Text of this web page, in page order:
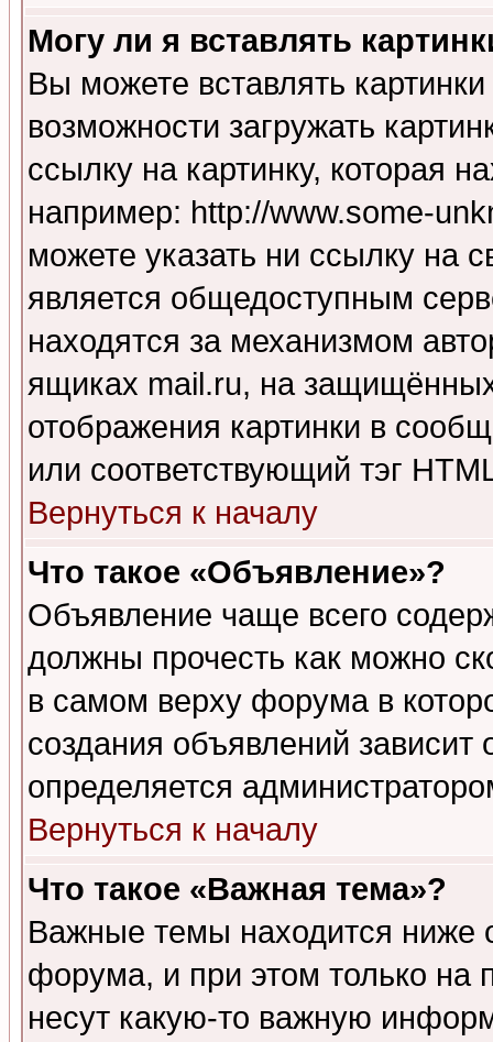
Могу ли я вставлять
Вы можете вставлять
возможности загружать
ссылку на картинку, которая
например: http://www.some-
можете указать ни ссылку на
является общедоступным
находятся за механизмом
ящиках mail.ru, на
отображения картинки в
или соответствующий тэг
Вернуться к началу
Что такое «Объявление»?
Объявление чаще всего
должны прочесть как можно
в самом верху форума в
создания объявлений зависит
определяется
Вернуться к началу
Что такое «Важная тема»?
Важные темы находится ниже
форума, и при этом только на
несут какую-то важную